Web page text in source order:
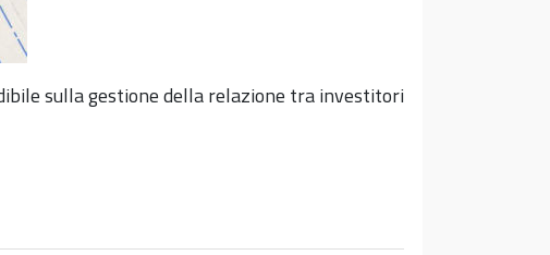
sulla gestione della relazione tra investitori